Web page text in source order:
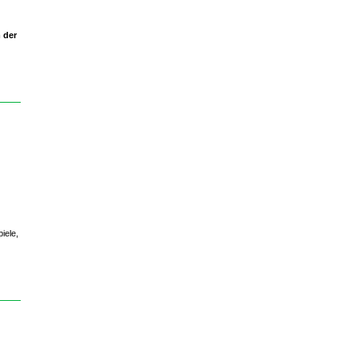
der